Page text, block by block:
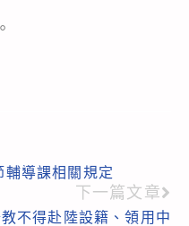
輔導課相關規定
下一篇文章
不得赴陸設籍、領用中